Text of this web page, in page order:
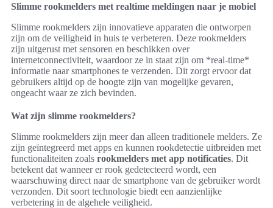
Slimme rookmelders met realtime meldingen naar je mobiel
Slimme rookmelders zijn innovatieve apparaten die ontworpen
zijn om de veiligheid in huis te verbeteren. Deze rookmelders
zijn uitgerust met sensoren en beschikken over
internetconnectiviteit, waardoor ze in staat zijn om *real-time*
informatie naar smartphones te verzenden. Dit zorgt ervoor dat
gebruikers altijd op de hoogte zijn van mogelijke gevaren,
ongeacht waar ze zich bevinden.
Wat zijn slimme rookmelders?
Slimme rookmelders zijn meer dan alleen traditionele melders. Ze
zijn geïntegreerd met apps en kunnen rookdetectie uitbreiden met
functionaliteiten zoals rookmelders met app notificaties. Dit
betekent dat wanneer er rook gedetecteerd wordt, een
waarschuwing direct naar de smartphone van de gebruiker wordt
verzonden. Dit soort technologie biedt een aanzienlijke
verbetering in de algehele veiligheid.